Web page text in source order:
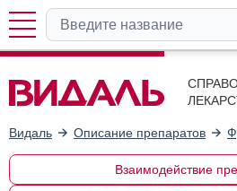
Видаль Описание препаратов
Взаимодействие